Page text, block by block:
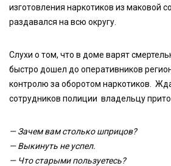
изготовления наркотиков из маковой
раздавался на всю округу.
Слухи о том, что в доме варят
быстро дошел до оперативников
контролю за оборотом наркотиков.
сотрудников полиции владельцу
— Зачем вам столько шприцов?
— Выкинуть не успел.
— Что старыми пользуетесь?